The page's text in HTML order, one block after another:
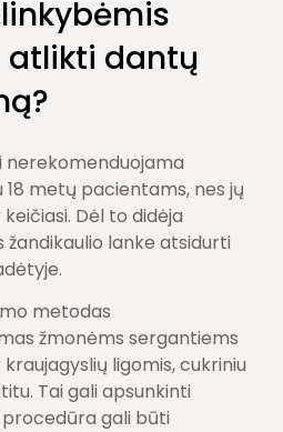
dantų
18 metų pacientams, nes jų
Dėl to didėja
lanke atsidurti
metodas
žmonėms sergantiems
ligomis, cukriniu
Tai gali apsunkinti
gali būti